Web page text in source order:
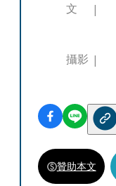
文
攝影
贊助本文